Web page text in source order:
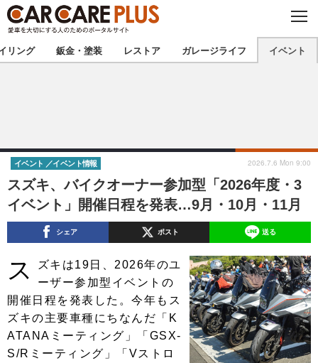
C
O
S
E
★カーケアプラス認定★ 厳選プロショップを地域から探す
甲信越 北陸
東海 関西
中国 四国
九州 沖縄
注目の記事
ショップレポート 愛車 File
自動車豆知識 ストップ！不具合修理＆粗悪修理
ディテイリング
ディテイリング 洗車
鈑金・塗装
リング 鈑金・塗装 レストア ガレージライフ イベント
スズキ、バイクオーナー参加型「2026年度・3
イベント」開催日程を発表…9月・10月・11月
イベント イベント情報 2026.7.6 Mon 9:00
シェア ポスト 送る
ス
ズキは19日、2026年のユ
ーザー参加型イベントの
開催日程を発表した。今年もス
ズキの主要車種にちなんだ「K
ATANAミーティング」「GSX-
S/Rミーティング」「Vストロ